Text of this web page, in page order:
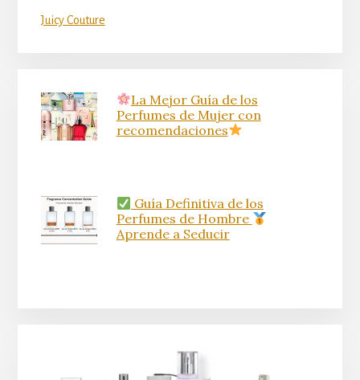
Juicy Couture
La Mejor Guía de los
Perfumes de Mujer con
recomendaciones
Guía Definitiva de los
Perfumes de Hombre
Aprende a Seducir